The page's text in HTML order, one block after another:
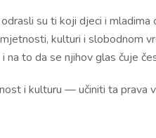
su ti koji djeci i
kulturi i slobodnom
na to da se njihov glas čuje
i kulturu — učiniti ta prava